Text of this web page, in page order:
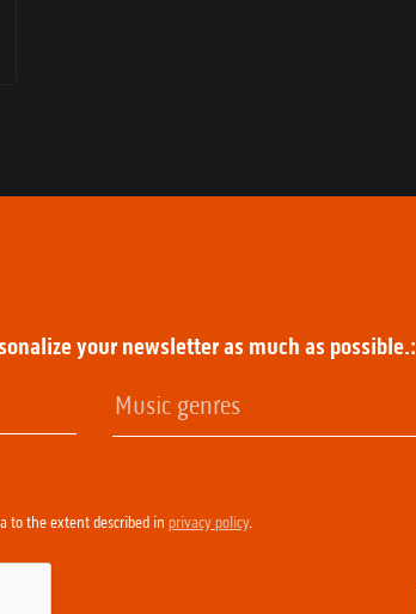
your newsletter as much as possible.:
to the extent described inprivacy policy.